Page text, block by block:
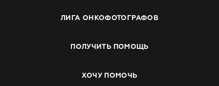
ЛИГА ОНКОФОТОГРАФОВ
ПОЛУЧИТЬ ПОМОЩЬ
ХОЧУ ПОМОЧЬ